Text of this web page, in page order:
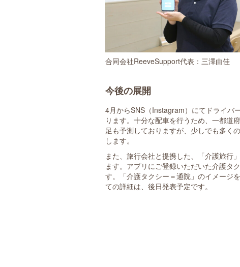
合同会社ReeveSupport代表：三澤由佳
今後の展開
4月からSNS（Instagram）にてドライバ
ります。十分な配車を行うため、一都道
足も予測しておりますが、少しでも多く
します。
また、旅行会社と提携した、「介護旅行
ます。アプリにご登録いただいた介護タ
す。「介護タクシー＝通院」のイメージ
ての詳細は、後日発表予定です。